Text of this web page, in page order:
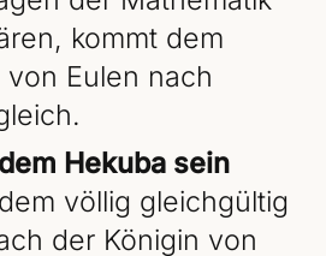
kommt dem
von Eulen nach
Hekuba sein
völlig gleichgültig
der Königin von